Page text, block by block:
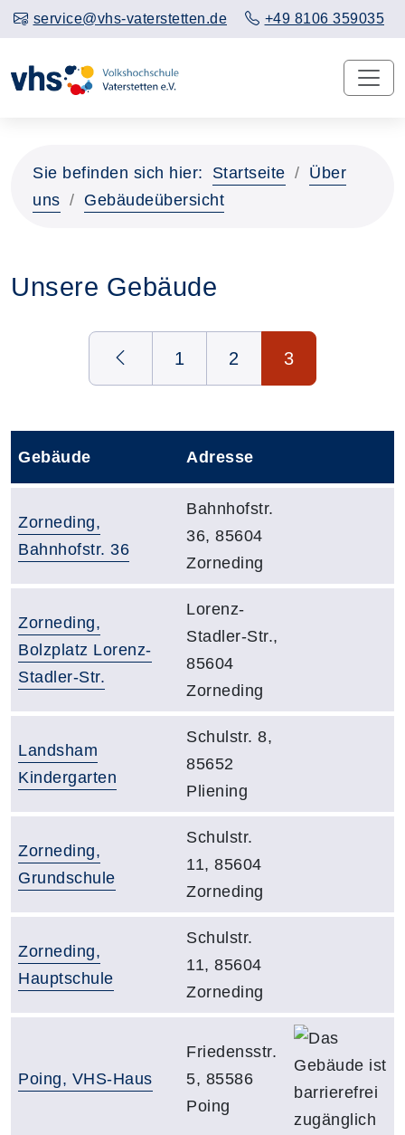
service@vhs-vaterstetten.de +49 8106 359035
Sie befinden sich hier: Startseite
Über
uns
Gebäudeübersicht
Unsere Gebäude
1 2 3
Gebäude Adresse
Gebäude:
Zorneding,
Bahnhofstr. 36
Adresse:
Bahnhofstr.
36, 85604
Zorneding
Gebäude:
Zorneding,
Bolzplatz Lorenz-
Stadler-Str.
Adresse:
Lorenz-
Stadler-Str.,
85604
Zorneding
Gebäude:
Landsham
Kindergarten
Adresse:
Schulstr. 8,
85652
Pliening
Gebäude:
Zorneding,
Grundschule
Adresse:
Schulstr.
11, 85604
Zorneding
Gebäude:
Zorneding,
Hauptschule
Adresse:
Schulstr.
11, 85604
Zorneding
Gebäude:
Poing, VHS-Haus
Adresse:
Friedensstr.
5, 85586
Poing